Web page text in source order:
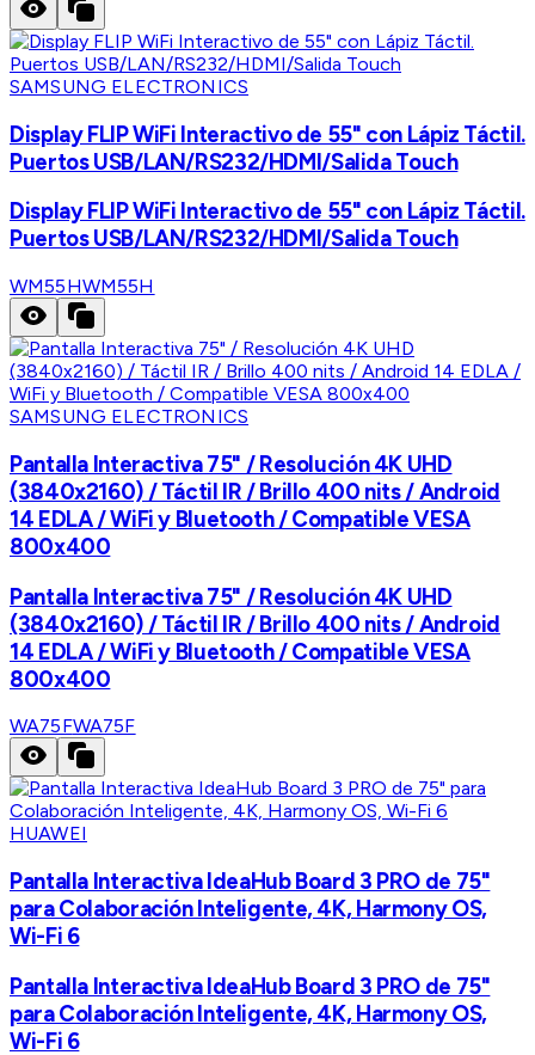
SAMSUNG ELECTRONICS
Display FLIP WiFi Interactivo de 55" con Lápiz Táctil.
Puertos USB/LAN/RS232/HDMI/Salida Touch
Display FLIP WiFi Interactivo de 55" con Lápiz Táctil.
Puertos USB/LAN/RS232/HDMI/Salida Touch
WM55HWM55H
SAMSUNG ELECTRONICS
Pantalla Interactiva 75" / Resolución 4K UHD
(3840x2160) / Táctil IR / Brillo 400 nits / Android
14 EDLA / WiFi y Bluetooth / Compatible VESA
800x400
Pantalla Interactiva 75" / Resolución 4K UHD
(3840x2160) / Táctil IR / Brillo 400 nits / Android
14 EDLA / WiFi y Bluetooth / Compatible VESA
800x400
WA75FWA75F
HUAWEI
Pantalla Interactiva IdeaHub Board 3 PRO de 75"
para Colaboración Inteligente, 4K, Harmony OS,
Wi-Fi 6
Pantalla Interactiva IdeaHub Board 3 PRO de 75"
para Colaboración Inteligente, 4K, Harmony OS,
Wi-Fi 6